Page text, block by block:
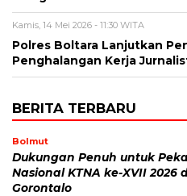
Kamis, 14 Mei 2026 - 11:30 WITA
Polres Boltara Lanjutkan
Penghalangan Kerja
BERITA TERBARU
Bolmut
Dukungan Penuh untuk
Nasional KTNA ke-XVII 2026
Gorontalo